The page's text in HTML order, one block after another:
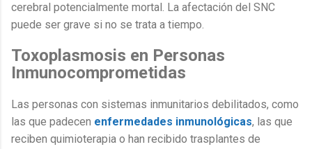
cerebral potencialmente mortal. La afectación del SNC
puede ser grave si no se trata a tiempo.
Toxoplasmosis en Personas
Inmunocomprometidas
Las personas con sistemas inmunitarios debilitados, como
las que padecen enfermedades inmunológicas, las que
reciben quimioterapia o han recibido trasplantes de